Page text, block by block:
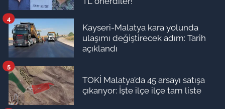
Kayseri-Malatya kara yolunda
ulaşımı değiştirecek adım: Tarih
açıklandı
4
TOKİ Malatya’da 45 arsayı satışa
çıkarıyor: İşte ilçe ilçe tam liste
5